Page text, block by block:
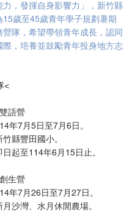
力，發揮自身影響力」，新竹縣
15歲至45歲青年學子規劃暑期
營隊，希望帶領青年成長，認同
際，培養並鼓勵青年投身地方志
<
語營
年7月5日至7月6日。
縣豐田國小。
起至114年6月15日止。
生營
年7月26日至7月27日。
沙灣、水月休閒農場。